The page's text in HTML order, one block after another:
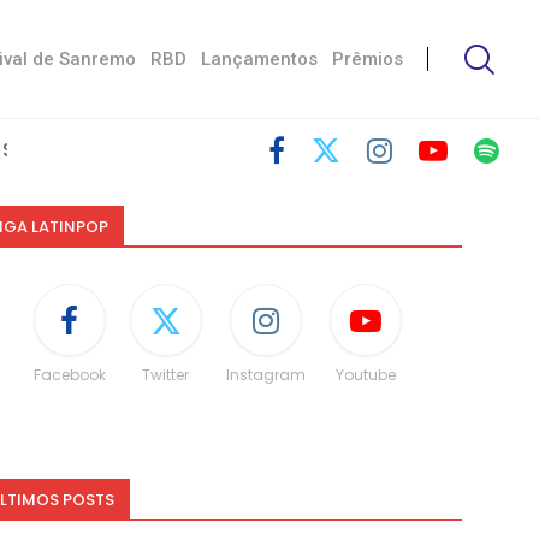
de Sanremo RBD Lançamentos Prêmios
LATINPOP
Facebook Twitter Instagram Youtube
POSTS